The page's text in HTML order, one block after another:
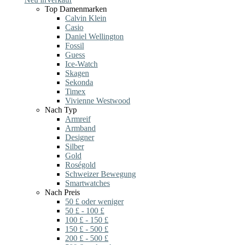
Top Damenmarken
Calvin Klein
Casio
Daniel Wellington
Fossil
Guess
Ice-Watch
Skagen
Sekonda
Timex
Vivienne Westwood
Nach Typ
Armreif
Armband
Designer
Silber
Gold
Roségold
Schweizer Bewegung
Smartwatches
Nach Preis
50 £ oder weniger
50 £ - 100 £
100 £ - 150 £
150 £ - 500 £
200 £ - 500 £